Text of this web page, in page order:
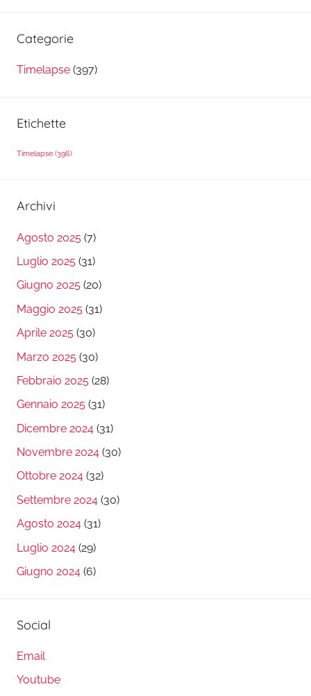
Categorie
Timelapse (397)
Etichette
Timelapse (396)
Archivi
Agosto 2025 (7)
Luglio 2025 (31)
Giugno 2025 (20)
Maggio 2025 (31)
Aprile 2025 (30)
Marzo 2025 (30)
Febbraio 2025 (28)
Gennaio 2025 (31)
Dicembre 2024 (31)
Novembre 2024 (30)
Ottobre 2024 (32)
Settembre 2024 (30)
Agosto 2024 (31)
Luglio 2024 (29)
Giugno 2024 (6)
Social
Email
Youtube